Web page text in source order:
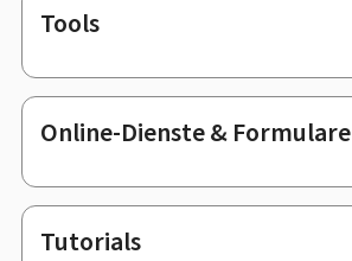
Footer
Tools
Online-Dienste & Formulare
Tutorials